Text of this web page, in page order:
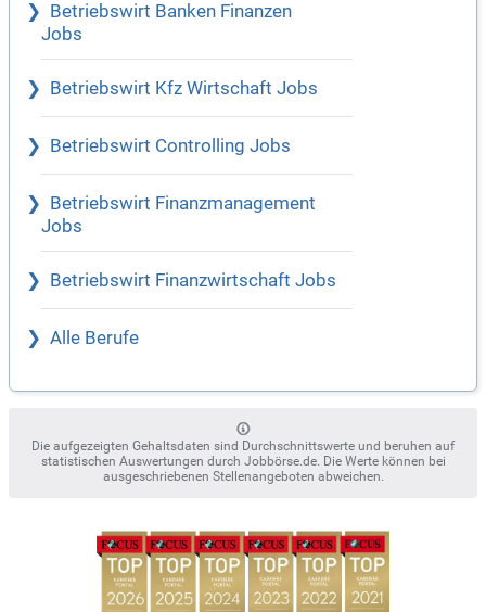
Betriebswirt Banken Finanzen
Jobs
Betriebswirt Kfz Wirtschaft Jobs
Betriebswirt Controlling Jobs
Betriebswirt Finanzmanagement
Jobs
Betriebswirt Finanzwirtschaft Jobs
Alle Berufe
Die aufgezeigten Gehaltsdaten sind Durchschnittswerte und beruhen auf
statistischen Auswertungen durch Jobbörse.de. Die Werte können bei
ausgeschriebenen Stellenangeboten abweichen.